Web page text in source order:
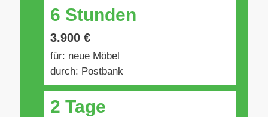
6 Stunden
3.900 €
für: neue Möbel
durch: Postbank
2 Tage